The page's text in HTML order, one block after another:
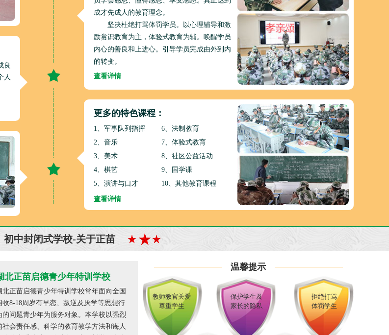
良
人
成才先成人的教育理念。
坚决杜绝打骂体罚学员。以心理辅导和激
励赏识教育为主，体验式教育为辅。唤醒学员
内心的善良和上进心。引导学员完成由外到内
的转变。
查看详情
更多的特色课程：
1、军事队列指挥
6、法制教育
2、音乐
7、体验式教育
3、美术
8、社区公益活动
4、棋艺
9、国学课
5、演讲与口才
10、其他教育课程
查看详情
初中封闭式学校-关于正苗
北正苗启德青少年特训学校
北正苗启德青少年特训学校常年面向全国
收8-18周岁有早恋、叛逆及厌学等思想行
的问题青少年为服务对象。本学校以强烈
社会责任感、科学的教育教学方法和诲人
温馨提示
教师教官关爱
尊重学生
保护学生及
家长的隐私
拒绝打骂
体罚学生